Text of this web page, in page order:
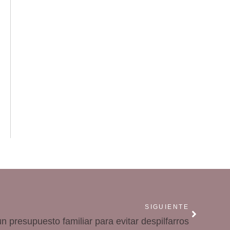
SIGUIENTE
presupuesto familiar para evitar despilfarros